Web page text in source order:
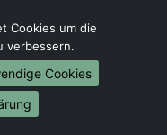
Cookies um die
verbessern.
Cookies